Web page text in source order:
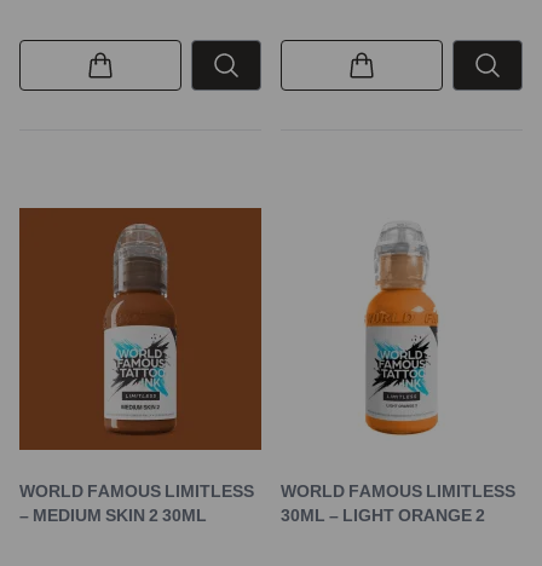
WORLD FAMOUS LIMITLESS
– MEDIUM SKIN 2 30ML
WORLD FAMOUS LIMITLESS
30ML – LIGHT ORANGE 2